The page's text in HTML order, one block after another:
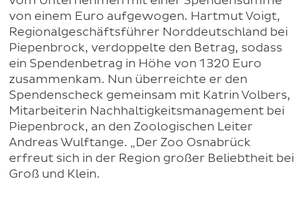
von einem Euro aufgewogen. Hartmut Voigt,
Regionalgeschäftsführer Norddeutschland bei
Piepenbrock, verdoppelte den Betrag, sodass
ein Spendenbetrag in Höhe von 1 320 Euro
zusammenkam. Nun überreichte er den
Spendenscheck gemeinsam mit Katrin Volbers,
Mitarbeiterin Nachhaltigkeitsmanagement bei
Piepenbrock, an den Zoologischen Leiter
Andreas Wulftange. „Der Zoo Osnabrück
erfreut sich in der Region großer Beliebtheit bei
Groß und Klein.